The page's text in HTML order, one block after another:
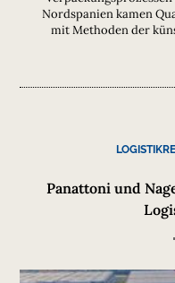
Nordspanien kamen
mit Methoden der
Panattoni und